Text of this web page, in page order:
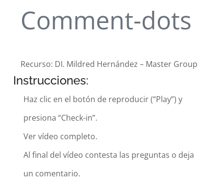
Comment-dots
Recurso: DI. Mildred Hernández – Master Group
Instrucciones:
Haz clic en el botón de reproducir (“Play”) y
presiona “Check-in”.
Ver vídeo completo.
Al final del vídeo contesta las preguntas o deja
un comentario.